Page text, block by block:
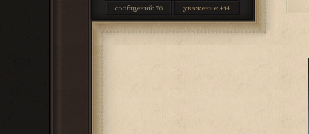
сообщений:70 уважение: +14